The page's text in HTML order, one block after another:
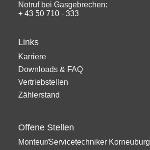
Notruf bei Gasgebrechen:
+ 43 50 710 - 333
Links
Karriere
Downloads & FAQ
Vertriebstellen
Zählerstand
Offene Stellen
Monteur/Servicetechniker Korneuburg